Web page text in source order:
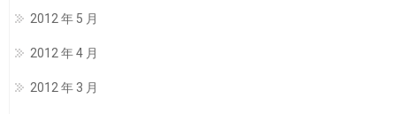
2012 年 5 月
2012 年 4 月
2012 年 3 月